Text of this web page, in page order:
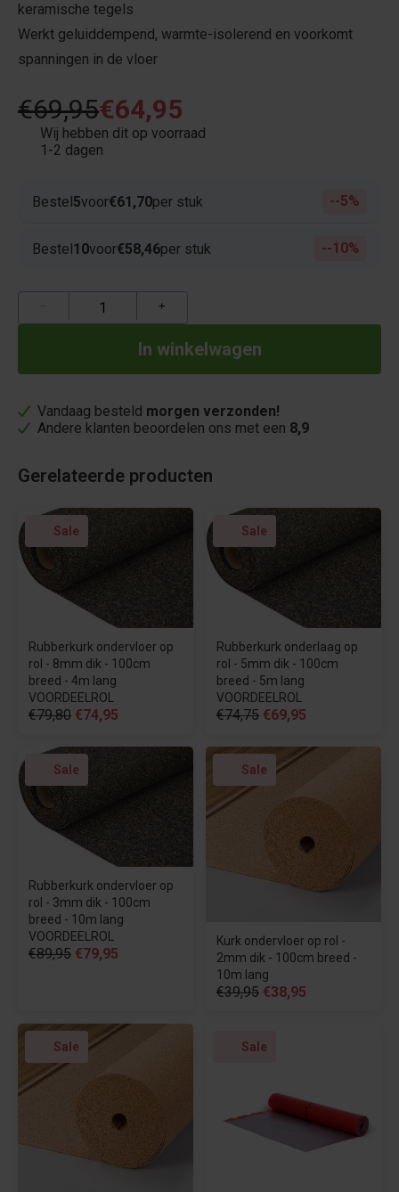
keramische tegels
Werkt geluiddempend, warmte-isolerend en voorkomt
spanningen in de vloer
€69,95€64,95
Wij hebben dit op voorraad
1-2 dagen
Bestel5voor€61,70per stuk -5%
Bestel10voor€58,46per stuk -10%
+
Vandaag besteld morgen verzonden!
Andere klanten beoordelen ons met een 8,9
Gerelateerde producten
Sale
Rubberkurk ondervloer op
rol - 8mm dik - 100cm
breed - 4m lang
VOORDEELROL
€79,80 €74,95
Sale
Rubberkurk onderlaag op
rol - 5mm dik - 100cm
breed - 5m lang
VOORDEELROL
€74,75 €69,95
Sale
Rubberkurk ondervloer op
rol - 3mm dik - 100cm
breed - 10m lang
VOORDEELROL
€89,95 €79,95
Sale
Kurk ondervloer op rol -
2mm dik - 100cm breed -
10m lang
€39,95 €38,95
Sale Sale